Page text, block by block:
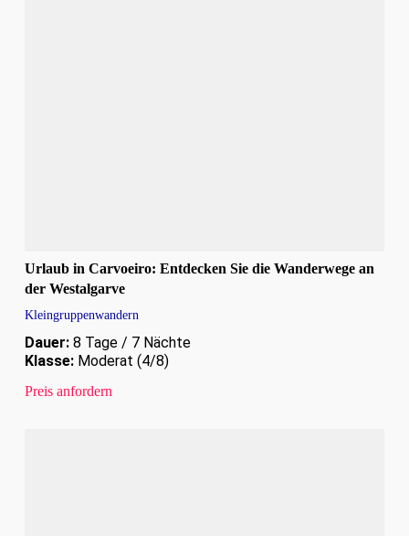
Urlaub in Carvoeiro: Entdecken Sie die Wanderwege an
der Westalgarve
Kleingruppenwandern
Dauer:8 Tage / 7 Nächte
Klasse:Moderat (4/8)
Preis anfordern